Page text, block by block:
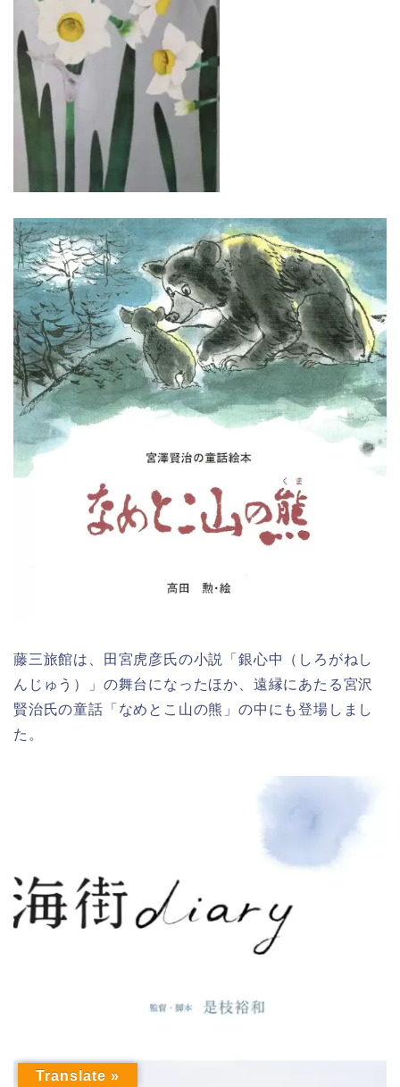
藤三旅館は、田宮虎彦氏の小説「銀心中（しろがねし
んじゅう）」の舞台になったほか、遠縁にあたる宮沢
賢治氏の童話「なめとこ山の熊」の中にも登場しまし
た。
Translate »